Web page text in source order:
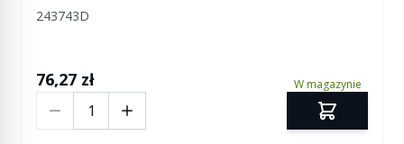
243743D
76,27 zł W magazynie